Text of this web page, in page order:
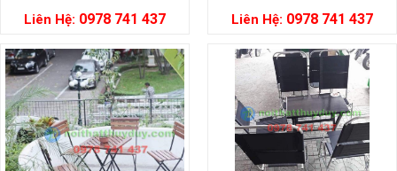
Liên Hệ: 0978 741 437 Liên Hệ: 0978 741 437